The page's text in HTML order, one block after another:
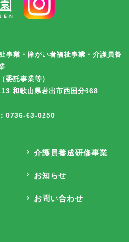
事業・障がい者福祉事業・介護員養
委託事業等）
和歌山県岩出市西国分668
0736-63-0250
介護員養成研修事業
お知らせ
お問い合わせ